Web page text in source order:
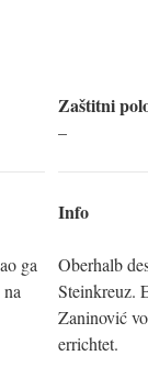
ga
Zaštitni
–
Info
Oberhalb
Steinkreuz.
Zaninović
errichtet.